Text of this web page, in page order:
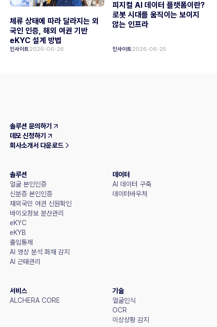
체류 상태에 따라 달라지는 외
국인 인증, 해외 여권 기반
eKYC 설계 방법
인사이트 2026-06-26
피지컬 AI 데이터 플랫폼이란?
로봇 시대를 움직이는 보이지
않는 인프라
인사이트 2026-06-25
솔루션 문의하기
데모 신청하기
회사소개서 다운로드
솔루션
얼굴 본인인증
신분증 본인인증
재외국민 여권 신원확인
바이오정보 분산관리
eKYC
eKYB
출입통제
AI 영상 분석 화재 감지
AI 근태관리
데이터
AI 데이터 구축
데이터바우처
서비스
ALCHERA CORE
기술
얼굴인식
OCR
이상상황 감지